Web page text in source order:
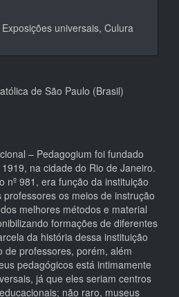
universais, Culura
de São Paulo (Brasil)
– Pedagogium foi fundado
na cidade do Rio de Janeiro.
nº 981, era função da instituição
os meios de instrução
melhores métodos e material
formações de diferentes
da história dessa instituição
de professores, porém, além
pedagógicos está intimamente
já que eles seriam centros
não raro, museus